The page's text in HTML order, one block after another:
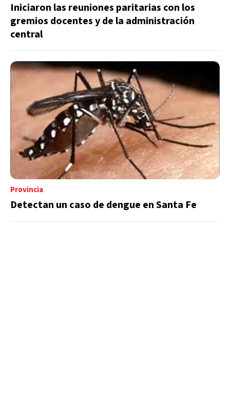
Iniciaron las reuniones paritarias con los
gremios docentes y de la administración
central
Provincia
Detectan un caso de dengue en Santa Fe